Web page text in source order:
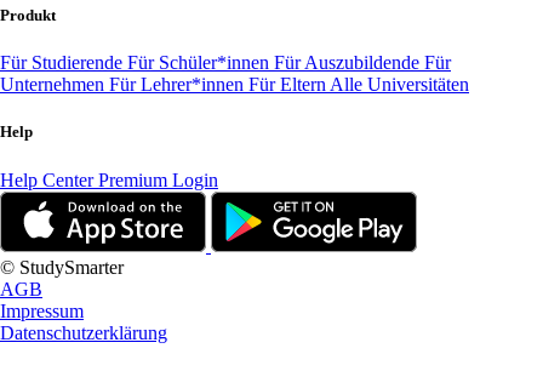
Produkt
Für Studierende Für Schüler*innen Für Auszubildende Für
Unternehmen Für Lehrer*innen Für Eltern Alle Universitäten
Help
Help CenterPremium Login
© StudySmarter
AGB
Impressum
Datenschutzerklärung